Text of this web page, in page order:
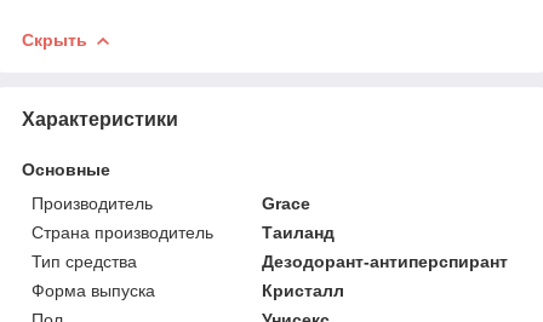
Скрыть
Характеристики
Основные
Производитель
Grace
Страна производитель
Таиланд
Тип средства
Дезодорант-антиперспирант
Форма выпуска
Кристалл